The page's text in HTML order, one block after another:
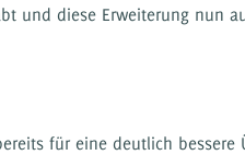
und diese Erweiterung nun
für eine deutlich bessere